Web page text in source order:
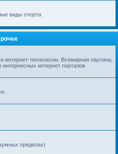
виды спорта
интернет-технологии, Всемирная паутина,
интернет порталов
пределах)